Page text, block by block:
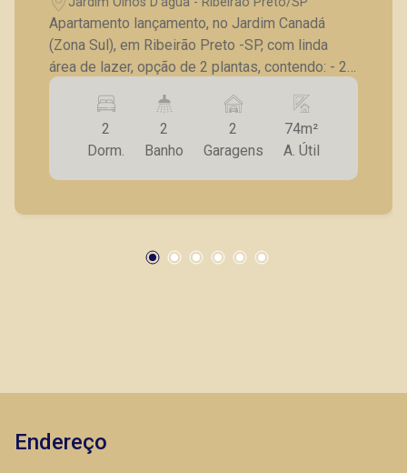
CORRETOR DE PLANTÃO
Fabiana Gonçalves
Apartamento lançamento, no Jardim Canadá
(Zona Sul), em Ribeirão Preto -SP, com linda
área de lazer, opção de 2 plantas, contendo: - 2
dormitórios, sendo 1 suíte; - Sala 2 ambientes; -
Banheiro social; - Cozinha; - Lavanderia; -
Varanda gourmet; - Laje técnica; - 2 vagas de
garagem. - Fotos do decorado. * Entrega
prevista para Fevereiro de 2024. * Consultar
2
Dorm.
2
Banho
2
Garagens
74m²
A. Útil
Endereço